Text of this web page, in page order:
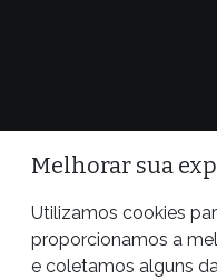
Melhorar sua
Utilizamos cookies
proporcionamos a
e coletamos alguns